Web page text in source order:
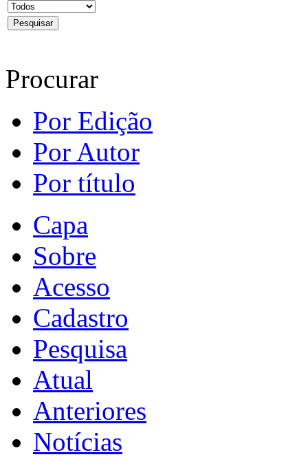
Procurar
Por Edição
Por Autor
Por título
Capa
Sobre
Acesso
Cadastro
Pesquisa
Atual
Anteriores
Notícias